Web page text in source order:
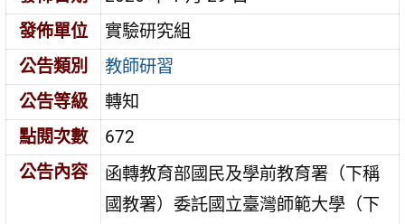
發佈單位
實驗研究組
公告類別
教師研習
公告等級
轉知
點閱次數
672
公告內容
函轉教育部國民及學前教育署（下稱
國教署）委託國立臺灣師範大學（下